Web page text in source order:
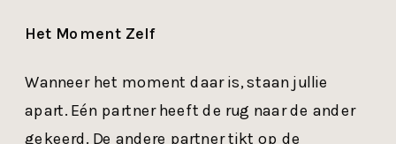
Het Moment Zelf
Wanneer het moment daar is, staan jullie
apart. Eén partner heeft de rug naar de ander
gekeerd. De andere partner tikt op de